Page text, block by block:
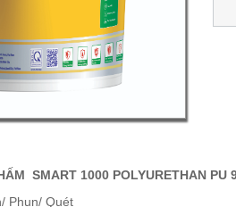
SMART 1000 POLYURETHAN PU
Phun/ Quét